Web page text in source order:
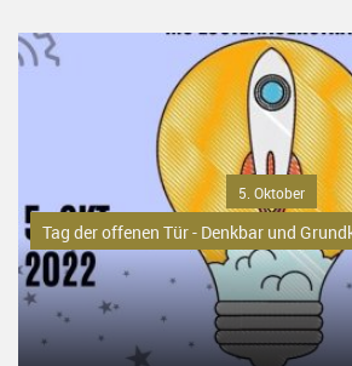
5. Oktober
Tag der offenen Tür - Denkbar und